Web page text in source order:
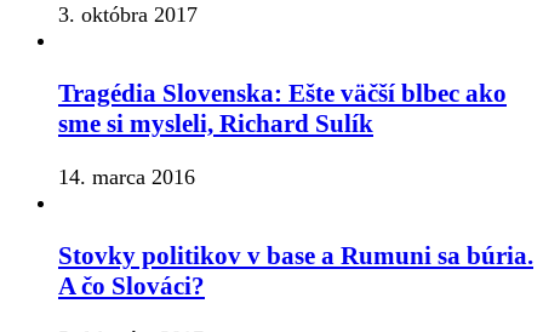
3. októbra 2017
Tragédia Slovenska: Ešte väčší blbec ako
sme si mysleli, Richard Sulík
14. marca 2016
Stovky politikov v base a Rumuni sa búria.
A čo Slováci?